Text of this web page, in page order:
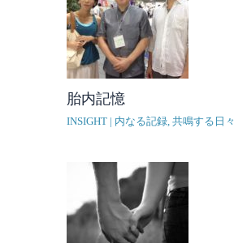
胎内記憶
INSIGHT | 内なる記録, 共鳴する日々